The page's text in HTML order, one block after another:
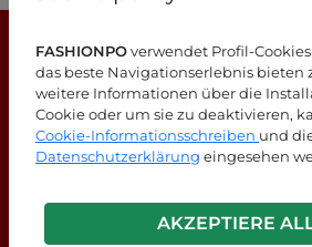
FASHIONPOverwendet Profil-
das beste Navigationserlebnis bieten
weitere Informationen über die
Cookie oder um sie zu deaktivieren,
Cookie-Informationsschreiben und
Datenschutzerklärung eingesehen
AKZEPTIERE
Suchen Sie nach